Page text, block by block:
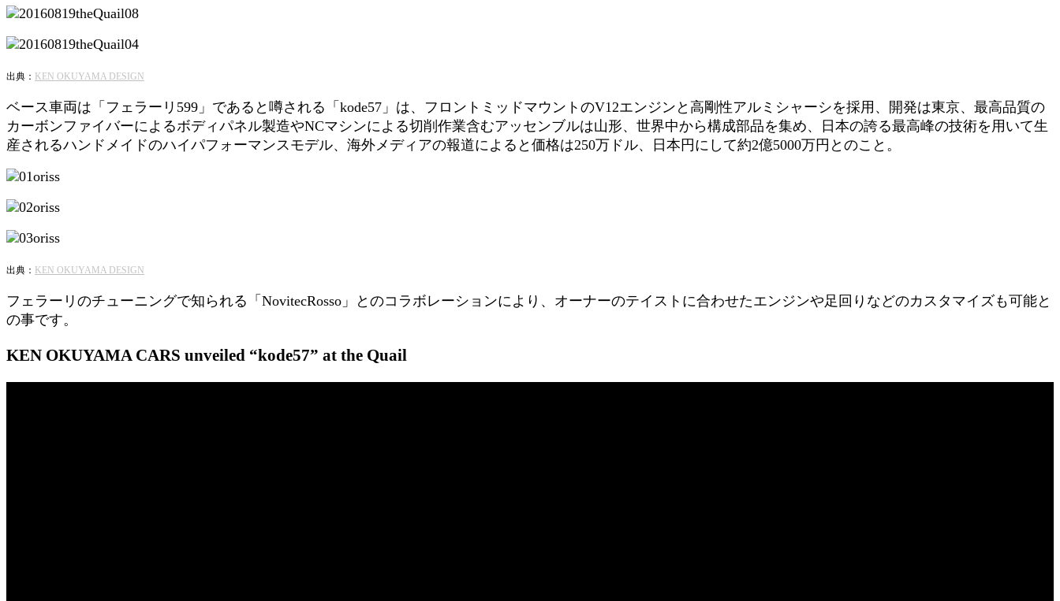
出典： KEN OKUYAMA DESIGN
ベース車両は「フェラーリ599」であると噂される「kode57」は、フロントミッドマウントのV12エンジンと高剛性アルミシャーシを採用、開発は東京、最高品質の
カーボンファイバーによるボディパネル製造やNCマシンによる切削作業含むアッセンブルは山形、世界中から構成部品を集め、日本の誇る最高峰の技術を用いて生
産されるハンドメイドのハイパフォーマンスモデル、海外メディアの報道によると価格は250万ドル、日本円にして約2億5000万円とのこと。
出典： KEN OKUYAMA DESIGN
フェラーリのチューニングで知られる「NovitecRosso」とのコラボレーションにより、オーナーのテイストに合わせたエンジンや足回りなどのカスタマイズも可能と
の事です。
KEN OKUYAMA CARS unveiled “kode57” at the Quail